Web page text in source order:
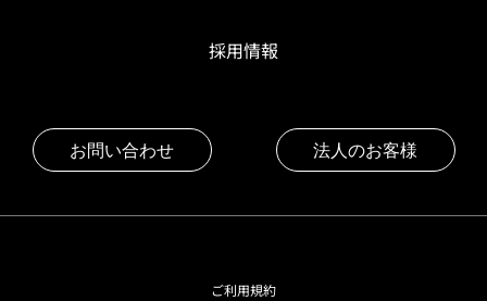
採用情報
お問い合わせ 法人のお客様
ご利用規約